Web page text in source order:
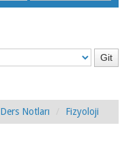
Ders Notları Fizyoloji